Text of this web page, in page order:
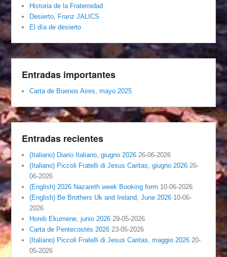
Historia de la Fraternidad
Desierto, Franz JALICS
El día de desierto
Entradas importantes
Carta de Buenos Aires, mayo 2025
Entradas recientes
(Italiano) Diario Italiano, giugno 2026 26-06-2026
(Italiano) Piccoli Fratelli di Jesus Caritas, giugno 2026 26-
06-2026
(English) 2026 Nazareth week Booking form 10-06-2026
(English) Be Brothers Uk and Ireland, June 2026 10-06-
2026
Horeb Ekumene, junio 2026 29-05-2026
Carta de Pentecostés 2026 23-05-2026
(Italiano) Piccoli Fratelli di Jesus Caritas, maggio 2026 20-
05-2026